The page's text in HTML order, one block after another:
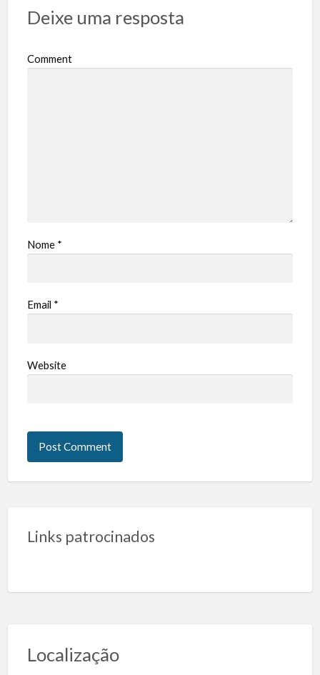
Deixe uma resposta
Comment
Nome *
Email *
Website
Links patrocinados
Localização